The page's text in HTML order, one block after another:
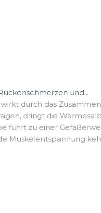
und...
durch das
dringt die
führt zu einer
Muskelentspannung